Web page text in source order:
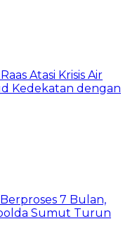
Atasi Krisis Air
Kedekatan dengan
7 Bulan,
Sumut Turun